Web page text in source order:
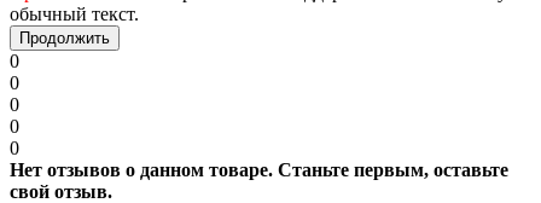
обычный текст.
Продолжить
0
0
0
0
0
Нет отзывов о данном товаре. Станьте первым, оставьте
свой отзыв.